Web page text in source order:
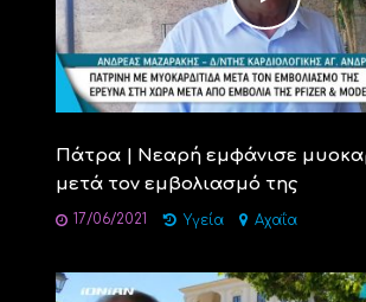
Πάτρα | Νεαρή εμφάνισε
μετά τον εμβολιασμό της
17/06/2021 Υγεία Αχαΐα